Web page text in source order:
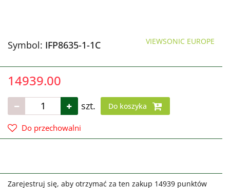
Symbol: IFP8635-1-1C VIEWSONIC EUROPE
14939.00
szt. Do koszyka
Do przechowalni
Zarejestruj się, aby otrzymać za ten zakup 14939 punktów